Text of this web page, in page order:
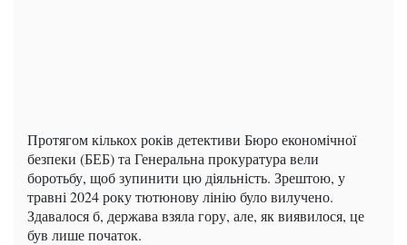
Протягом кількох років детективи Бюро економічної
безпеки (БЕБ) та Генеральна прокуратура вели
боротьбу, щоб зупинити цю діяльність. Зрештою, у
травні 2024 року тютюнову лінію було вилучено.
Здавалося б, держава взяла гору, але, як виявилося, це
був лише початок.